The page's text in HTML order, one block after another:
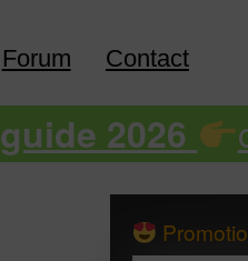
Forum Contact
guide 2026